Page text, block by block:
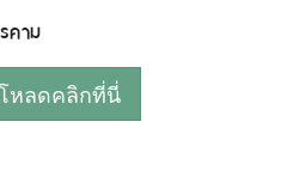
คาม
หลดคลิกที่นี่